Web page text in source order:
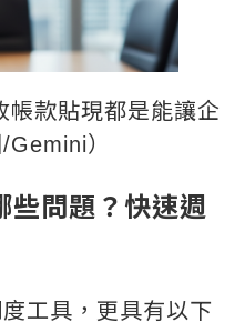
款貼現都是能讓企
）
些問題？快速週
工具，更具有以下